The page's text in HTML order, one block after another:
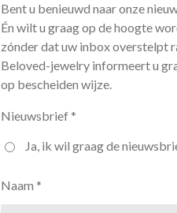
Bent u benieuwd naar onze
Én wilt u graag op de hoogte
zónder dat uw inbox overstelpt
Beloved-jewelry informeert u
op bescheiden wijze.
Nieuwsbrief *
Ja, ik wil graag de
Naam *